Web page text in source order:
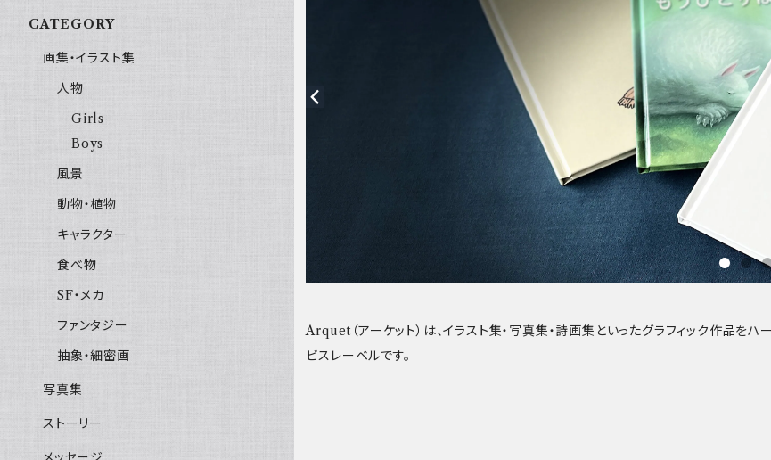
Arquet（アーケット）は、イラスト集・写真集・詩画集といったグラフィック作品を
ビスレーベルです。
CATEGORY
画集・イラスト集
人物
Girls
Boys
風景
動物・植物
キャラクター
食べ物
SF・メカ
ファンタジー
抽象・細密画
写真集
ストーリー